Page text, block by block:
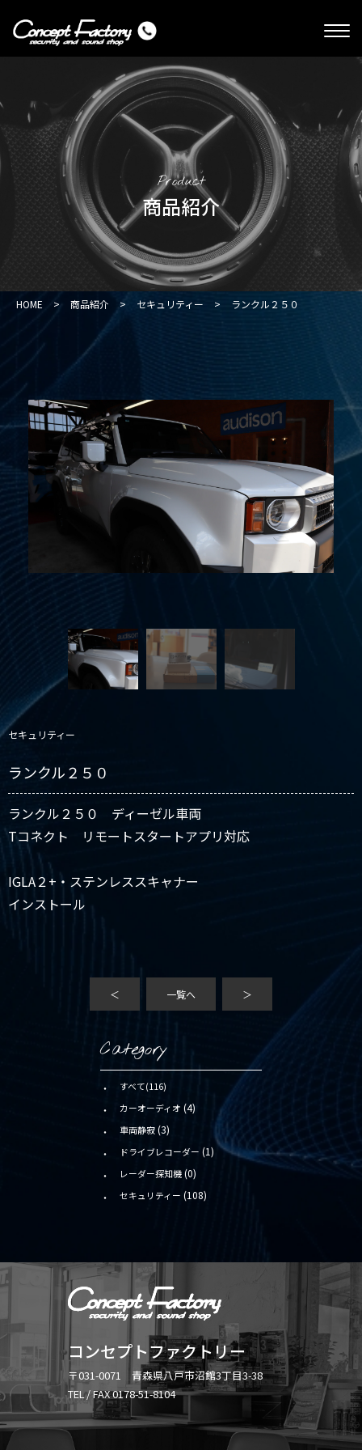
Product
商品紹介
HOME > 商品紹介 > セキュリティー > ランクル２５０
セキュリティー
ランクル２５０
ランクル２５０ ディーゼル車両
Tコネクト リモートスタートアプリ対応
IGLA２+・ステンレススキャナー
インストール
＜ 一覧へ ＞
Category
すべて(116)
カーオーディオ (4)
車両静寂(3)
ドライブレコーダー (1)
レーダー探知機(0)
セキュリティー (108)
コンセプトファクトリー
〒031-0071 青森県八戸市沼館3丁目3-38
TEL / FAX 0178-51-8104